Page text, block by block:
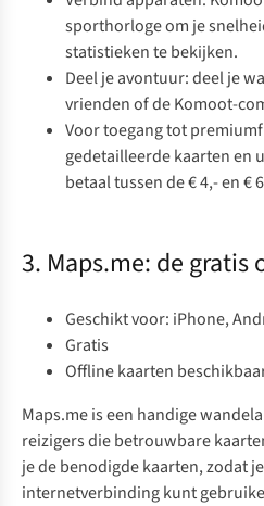
sporthorlogeom je
statistieken te bekijken.
Deel je avontuur: deel je
vrienden of de Komoot-
Voor toegang tot
gedetailleerde kaarten en
betaal tussen de € 4,- en €
3. Maps.me: de
Geschikt voor: iPhone,
Gratis
Offline kaarten
Maps.meis een handige
reizigers die betrouwbare
je de benodigde kaarten, zodat
internetverbinding kunt